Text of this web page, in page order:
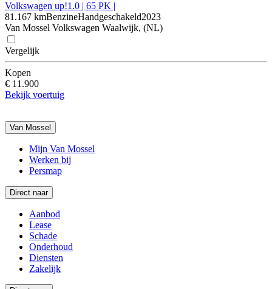
Volkswagen up!1.0 | 65 PK |
81.167 kmBenzineHandgeschakeld2023
Van Mossel Volkswagen Waalwijk, (NL)
Vergelijk
Kopen
€ 11.900
Bekijk voertuig
Van Mossel
Mijn Van Mossel
Werken bij
Persmap
Direct naar
Aanbod
Lease
Schade
Onderhoud
Diensten
Zakelijk